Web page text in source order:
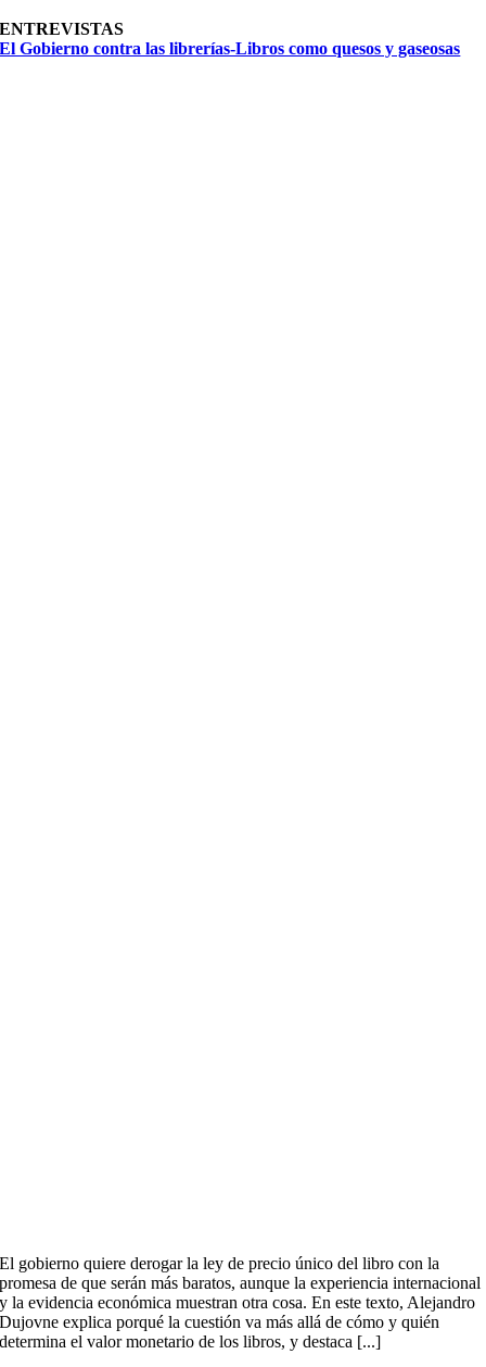
ENTREVISTAS
El Gobierno contra las librerías-Libros como quesos y gaseosas
El gobierno quiere derogar la ley de precio único del libro con la
promesa de que serán más baratos, aunque la experiencia internacional
y la evidencia económica muestran otra cosa. En este texto, Alejandro
Dujovne explica porqué la cuestión va más allá de cómo y quién
determina el valor monetario de los libros, y destaca [...]